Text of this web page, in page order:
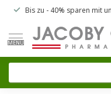
Bis zu - 40% sparen mit
MENU